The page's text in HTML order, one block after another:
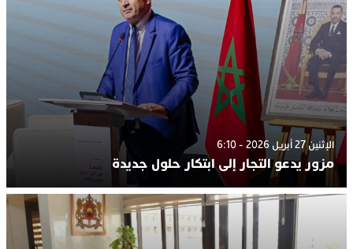
الإثنين 27 أبريل 2026 - 6:10
مزور يدعو التجار إلى ابتكار حلول جديدة